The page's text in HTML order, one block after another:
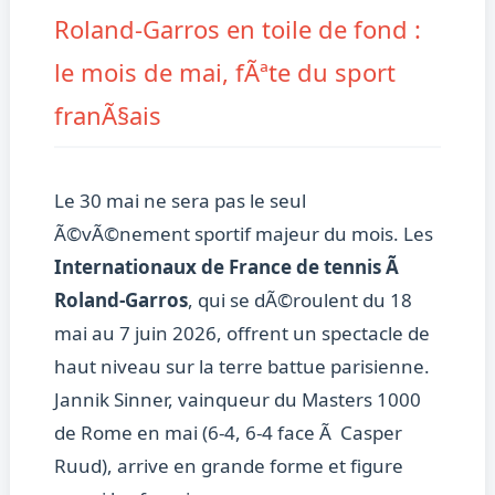
Roland-Garros en toile de fond :
le mois de mai, fÃªte du sport
franÃ§ais
Le 30 mai ne sera pas le seul
Ã©vÃ©nement sportif majeur du mois. Les
Internationaux de France de tennis Ã
Roland-Garros, qui se dÃ©roulent du 18
mai au 7 juin 2026, offrent un spectacle de
haut niveau sur la terre battue parisienne.
Jannik Sinner, vainqueur du Masters 1000
de Rome en mai (6-4, 6-4 face Ã Casper
Ruud), arrive en grande forme et figure